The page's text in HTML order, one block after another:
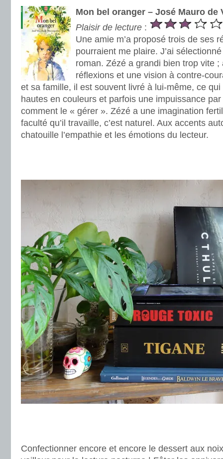
Mon bel oranger – José Mauro de
Plaisir de lecture :
Une amie m’a proposé trois de ses
pourraient me plaire. J’ai
roman. Zézé a grandi bien trop vite
réflexions et une vision à contre-
et sa famille, il est souvent livré à lui-même, ce
hautes en couleurs et parfois une impuissance
comment le « gérer ». Zézé a une imagination
faculté qu’il travaille, c’est naturel. Aux accents
chatouille l’empathie et les émotions du lecteur.
Confectionner encore et encore le dessert aux